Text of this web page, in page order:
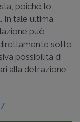
poiché lo
In tale ultima
può
sotto
possibilità di
alla detrazione